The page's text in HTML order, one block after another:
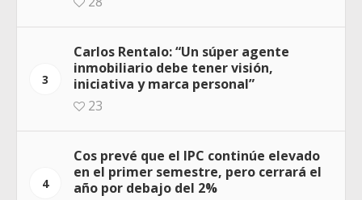
3
Carlos Rentalo: “Un súper agente
inmobiliario debe tener visión,
iniciativa y marca personal”
23
4
Cos prevé que el IPC continúe elevado
en el primer semestre, pero cerrará el
año por debajo del 2%